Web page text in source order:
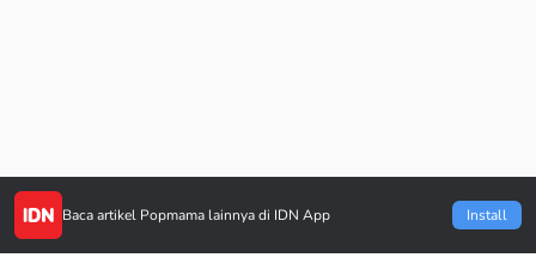
Baca artikel Popmama lainnya di IDN App Install